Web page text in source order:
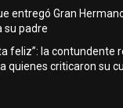
entregó Gran
su padre
feliz”: la contundente
quienes criticaron su